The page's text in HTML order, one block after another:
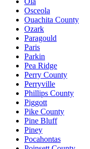
Osceola
Ouachita County
Ozark
Paragould
Paris
Parkin
Pea Ridge
Perry County
Perryville
Phillips County
Piggott
Pike County
Pine Bluff
Piney
Pocahontas